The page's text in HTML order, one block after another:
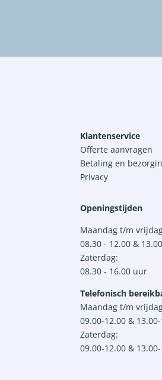
Klantenservice
Offerte aanvragen
Betaling en
Privacy
Openingstijden
Maandag t/m
08.30 - 12.00 &
Zaterdag:
08.30 - 16.00 uur
Telefonisch
Maandag t/m
09.00-12.00 &
Zaterdag:
09.00-12.00 &